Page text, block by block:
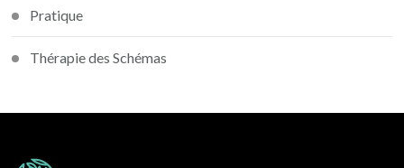
Pratique
Thérapie des Schémas